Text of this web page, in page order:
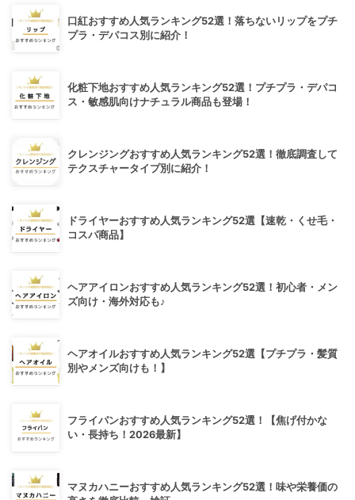
口紅おすすめ人気ランキング52選！落ちないリップをプチ
プラ・デパコス別に紹介！
化粧下地おすすめ人気ランキング52選！プチプラ・デパコ
ス・敏感肌向けナチュラル商品も登場！
クレンジングおすすめ人気ランキング52選！徹底調査して
テクスチャータイプ別に紹介！
ドライヤーおすすめ人気ランキング52選【速乾・くせ毛・
コスパ商品】
ヘアアイロンおすすめ人気ランキング52選！初心者・メン
ズ向け・海外対応も♪
ヘアオイルおすすめ人気ランキング52選【プチプラ・髪質
別やメンズ向けも！】
フライパンおすすめ人気ランキング52選！【焦げ付かな
い・長持ち！2026最新】
マヌカハニーおすすめ人気ランキング52選！味や栄養価の